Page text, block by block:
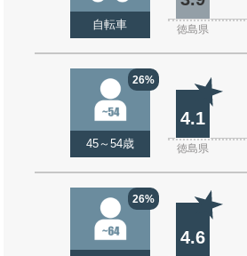
自転車 徳島県
26%
45～54歳
4.1
徳島県
26%
4.6